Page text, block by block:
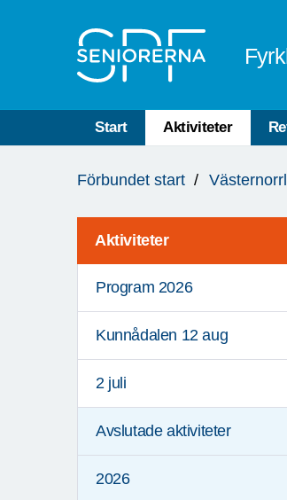
Start Aktiviteter
är
Förbundet start
Aktiviteter
Program 2026
Kunnådalen 12 aug
2 juli
Avslutade aktiviteter
2026